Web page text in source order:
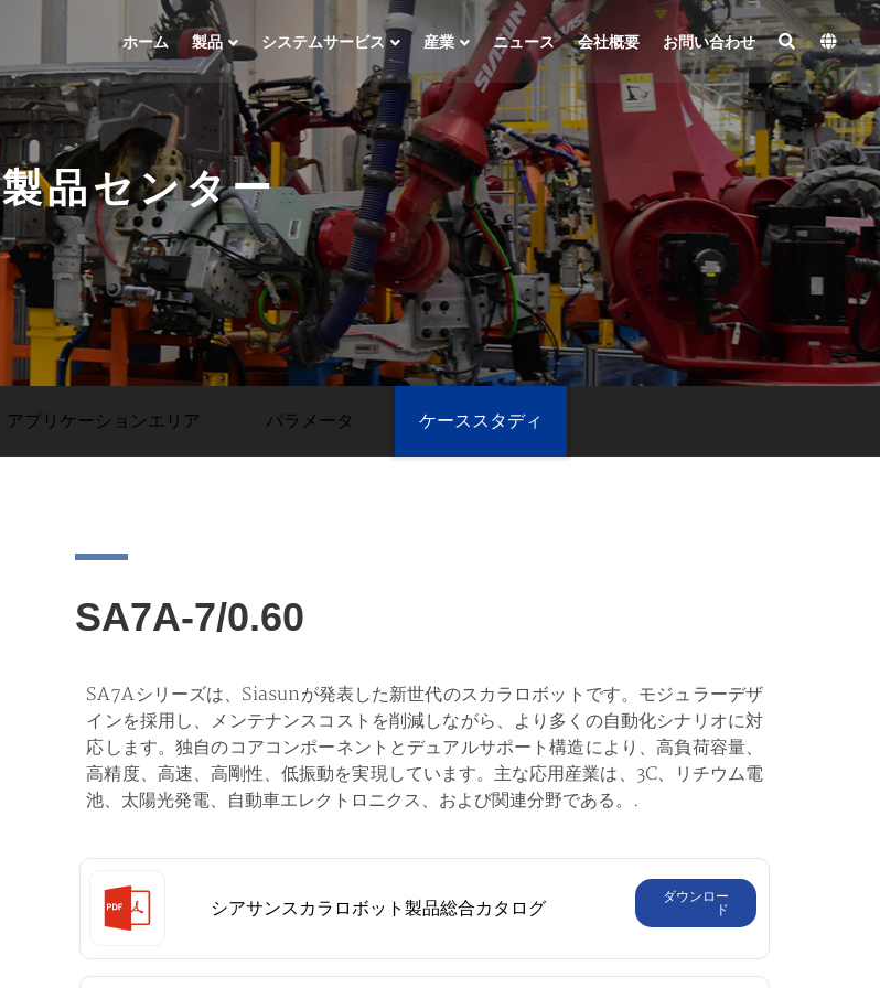
ホーム 製品 システムサービス 産業 ニュース 会社概要 お問い合わせ
製品センター
アプリケーションエリア パラメータ ケーススタディ
SA7A-7/0.60
SA7Aシリーズは、Siasunが発表した新世代のスカラロボットです。モジュラーデザ
インを採用し、メンテナンスコストを削減しながら、より多くの自動化シナリオに対
応します。独自のコアコンポーネントとデュアルサポート構造により、高負荷容量、
高精度、高速、高剛性、低振動を実現しています。主な応用産業は、3C、リチウム電
池、太陽光発電、自動車エレクトロニクス、および関連分野である。.
シアサンスカラロボット製品総合カタログ
ダウンロー
ド